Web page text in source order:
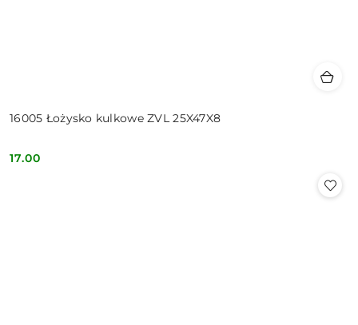
16005 Łożysko kulkowe ZVL 25X47X8
Cena:
17.00